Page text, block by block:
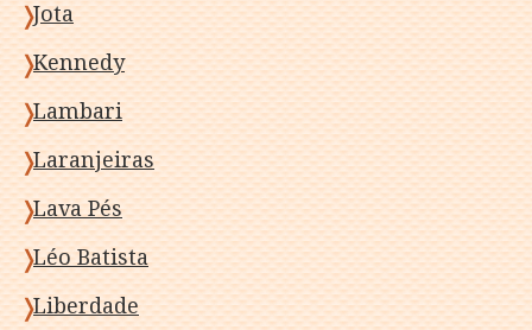
Jota
Kennedy
Lambari
Laranjeiras
Lava Pés
Léo Batista
Liberdade